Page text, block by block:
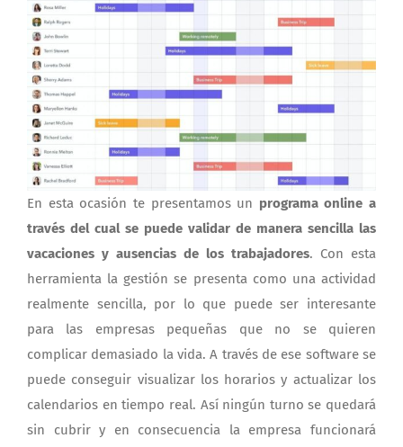
En esta ocasión te presentamos un programa online a
través del cual se puede validar de manera sencilla las
vacaciones y ausencias de los trabajadores. Con esta
herramienta la gestión se presenta como una actividad
realmente sencilla, por lo que puede ser interesante
para las empresas pequeñas que no se quieren
complicar demasiado la vida. A través de ese software se
puede conseguir visualizar los horarios y actualizar los
calendarios en tiempo real. Así ningún turno se quedará
sin cubrir y en consecuencia la empresa funcionará